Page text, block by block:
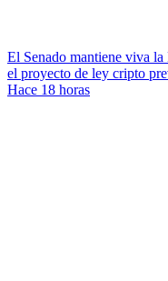
El Senado mantiene viva
el proyecto de ley cripto
Hace 18 horas